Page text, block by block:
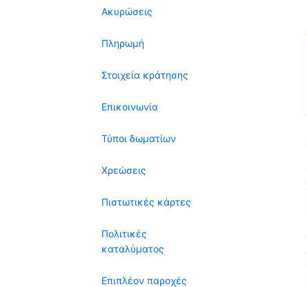
Ακυρώσεις
Πληρωμή
Στοιχεία κράτησης
Επικοινωνία
Τύποι δωματίων
Χρεώσεις
Πιστωτικές κάρτες
Πολιτικές
καταλύματος
Επιπλέον παροχές